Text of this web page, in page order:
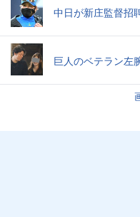
中日が新庄監督招
巨人のベテラン左